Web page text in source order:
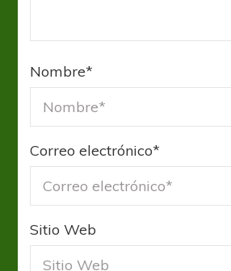
Nombre*
Correo electrónico*
Sitio Web